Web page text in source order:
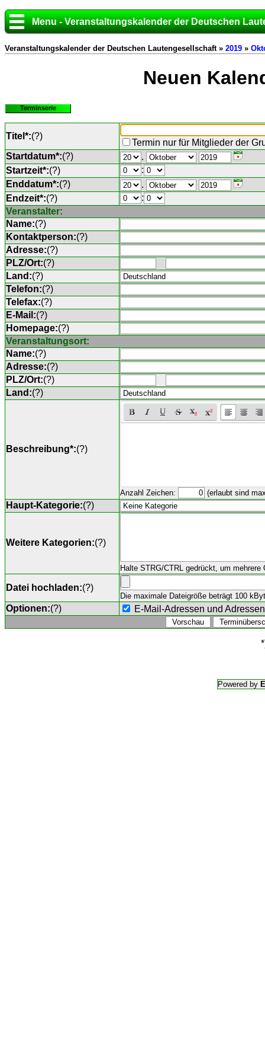
Menu - Veranstaltungskalender der Deutschen
Veranstaltungskalender der Deutschen Lautengesellschaft » 2019 »
Neuen
Terminserie
Titel*:(?)
Termin nur für Mitglieder der
Startdatum*:(?)
.
Startzeit*:(?)
:
Enddatum*:(?)
.
Endzeit*:(?)
:
Veranstalter:
Name:(?)
Kontaktperson:(?)
Adresse:(?)
PLZ/Ort:(?)
Land:(?)
Telefon:(?)
Telefax:(?)
E-Mail:(?)
Homepage:(?)
Veranstaltungsort:
Name:(?)
Adresse:(?)
PLZ/Ort:(?)
Land:(?)
Beschreibung*:(?)
Anzahl Zeichen: (erlaubt sind
Haupt-Kategorie:(?)
Weitere Kategorien:(?)
Halte STRG/CTRL gedrückt, um mehrere
Datei hochladen:(?)
Die maximale Dateigröße beträgt 100
Optionen:(?) E-Mail-Adressen und
Powered by